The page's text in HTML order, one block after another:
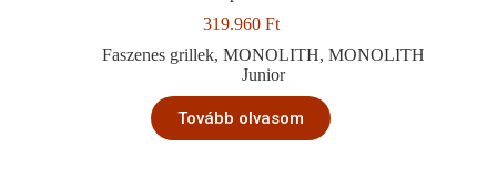
319.960 Ft
Faszenes grillek, MONOLITH, MONOLITH
Junior
Tovább olvasom